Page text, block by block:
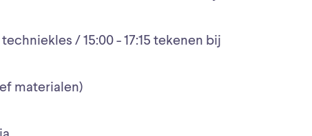
techniekles / 15:00 - 17:15 tekenen bij
materialen)